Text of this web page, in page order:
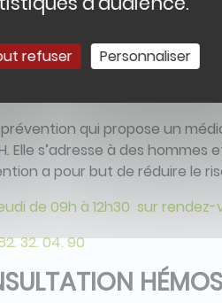
CONSULTATION
qui propose un
s’adresse à des
a pour but de réduire le
de 09h à 12h30 sur rendez-
32. 04. 90
refuser Personnaliser